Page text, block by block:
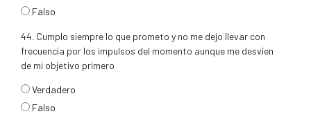
Falso
44. Cumplo siempre lo que prometo y no me dejo llevar con
frecuencia por los impulsos del momento aunque me desvíen
de mi objetivo primero
respuesta44
Verdadero
Falso